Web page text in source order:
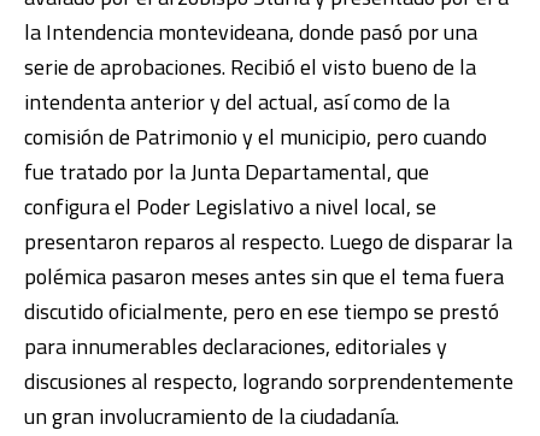
la Intendencia montevideana, donde pasó por una
serie de aprobaciones. Recibió el visto bueno de la
intendenta anterior y del actual, así como de la
comisión de Patrimonio y el municipio, pero cuando
fue tratado por la Junta Departamental, que
configura el Poder Legislativo a nivel local, se
presentaron reparos al respecto. Luego de disparar la
polémica pasaron meses antes sin que el tema fuera
discutido oficialmente, pero en ese tiempo se prestó
para innumerables declaraciones, editoriales y
discusiones al respecto, logrando sorprendentemente
un gran involucramiento de la ciudadanía.